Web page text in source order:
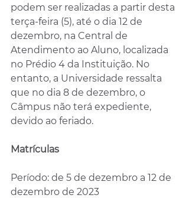
podem ser realizadas a partir desta
terça-feira (5), até o dia 12 de
dezembro, na Central de
Atendimento ao Aluno, localizada
no Prédio 4 da Instituição. No
entanto, a Universidade ressalta
que no dia 8 de dezembro, o
Câmpus não terá expediente,
devido ao feriado.
Matrículas
Período: de 5 de dezembro a 12 de
dezembro de 2023